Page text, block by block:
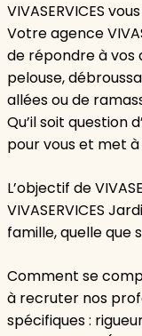
VIVASERVICES
Votre agence
de répondre à vos
pelouse,
allées ou de
Qu’il soit question
pour vous et met
L’objectif de
VIVASERVICES
famille, quelle que
Comment se
à recruter nos
spécifiques :